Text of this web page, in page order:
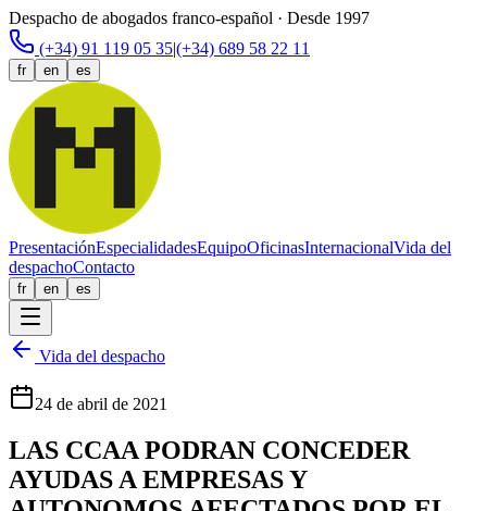
Despacho de abogados franco-español · Desde 1997
(+34) 91 119 05 35|(+34) 689 58 22 11
fr en es
PresentaciónEspecialidadesEquipoOficinasInternacionalVida del
despachoContacto
fr en es
Vida del despacho
24 de abril de 2021
LAS CCAA PODRAN CONCEDER
AYUDAS A EMPRESAS Y